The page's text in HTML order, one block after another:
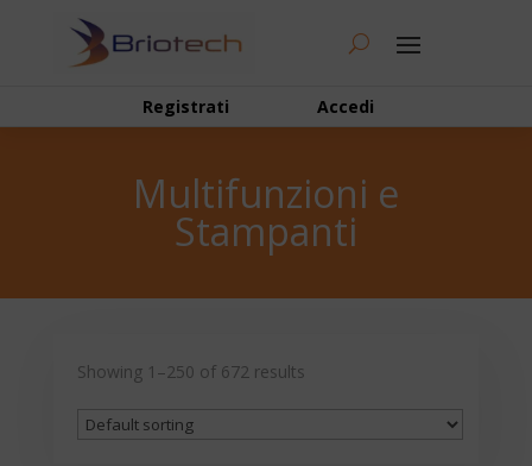
Registrati Accedi
Multifunzioni e
Stampanti
Showing 1–250 of 672 results